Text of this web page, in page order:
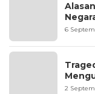
6
2